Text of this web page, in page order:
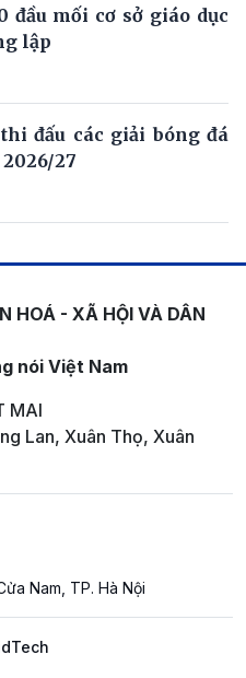
đầu mối cơ sở giáo dục
lập
đấu các giải bóng đá
27
HOÁ - XÃ HỘI VÀ DÂN
nói Việt Nam
MAI
Lan, Xuân Thọ, Xuân
Nam, TP. Hà Nội